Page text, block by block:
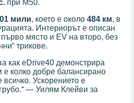
при M50.
мили, което е около 484 км, в
Интериорът е описан
място и EV на второ, без
трикове.
как eDrive40 демонстрира
е колко добре балансирано
Ускорението е
— Уилям Клейви за